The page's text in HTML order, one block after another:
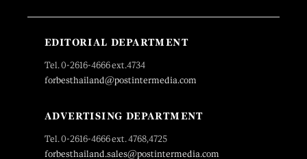
EDITORIAL DEPARTMENT
Tel. 0-2616-4666 ext.4734
forbesthailand@postintermedia.com
ADVERTISING DEPARTMENT
Tel. 0-2616-4666 ext. 4768,4725
forbesthailand.sales@postintermedia.com